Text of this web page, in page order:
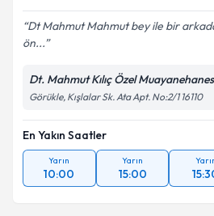
Dt Mahmut Mahmut bey ile bir
ön...
Dt. Mahmut Kılıç Özel
Görükle, Kışlalar Sk. Ata Apt. No:2/1 16110
En Yakın Saatler
Yarın
10:00
Yarın
15:00